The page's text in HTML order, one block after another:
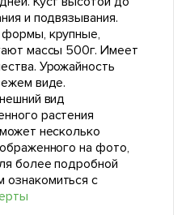
и подвязывания.
крупные,
массы 500г. Имеет
Урожайность
виде.
вид
растения
несколько
на фото,
более подробной
с